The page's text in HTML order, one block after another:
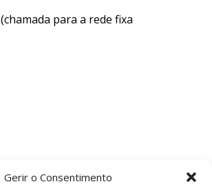
Gerir o Consentimento
(chamada para a rede fixa